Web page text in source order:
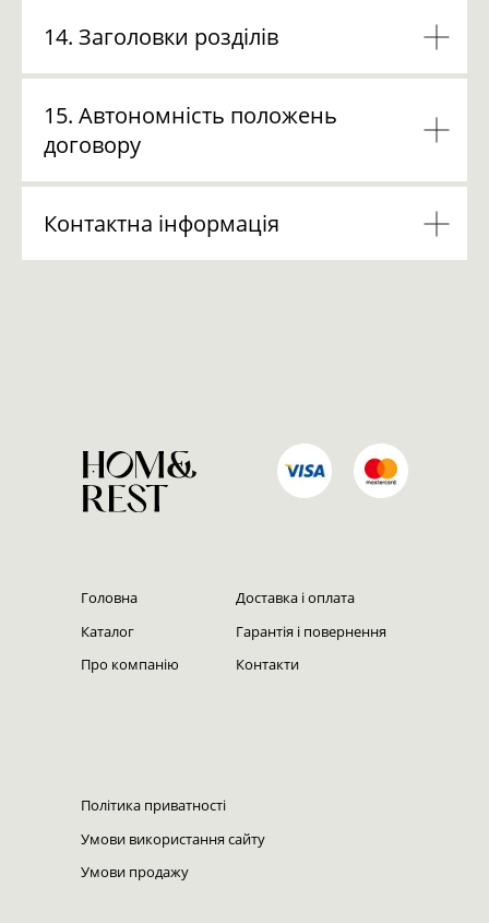
14. Заголовки розділів
15. Автономність положень
договору
Контактна інформація
Головна
Каталог
Про компанію
Доставка і оплата
Гарантія і повернення
Політика приватності
Умови використання сайту
Умови‌ ‌продажу‌
Контакти